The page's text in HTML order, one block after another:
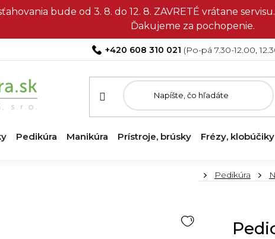
bude od 3. 8. do 12. 8. ZAVRETÉ vrátane
Ďakujeme za pochopenie.
+420 608 310 021
Pedikúra Manikúra Prístroje, brúsky Frézy, klobúčiky
DomovPedikúra